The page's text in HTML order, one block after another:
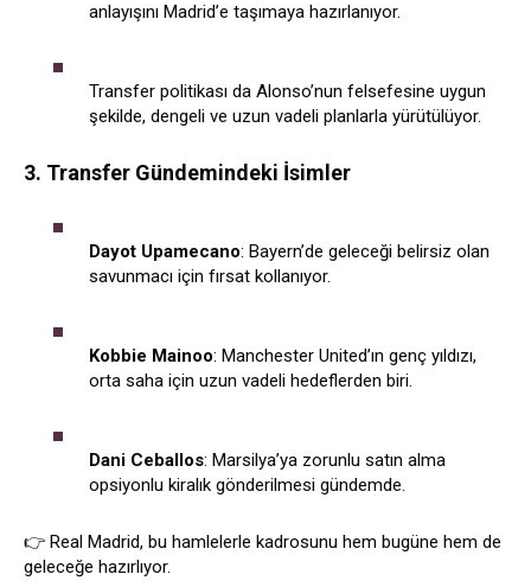
anlayışını Madrid’e taşımaya hazırlanıyor.
Transfer politikası da Alonso’nun felsefesine uygun
şekilde, dengeli ve uzun vadeli planlarla yürütülüyor.
3. Transfer Gündemindeki İsimler
Dayot Upamecano: Bayern’de geleceği belirsiz olan
savunmacı için fırsat kollanıyor.
Kobbie Mainoo: Manchester United’ın genç yıldızı,
orta saha için uzun vadeli hedeflerden biri.
Dani Ceballos: Marsilya’ya zorunlu satın alma
opsiyonlu kiralık gönderilmesi gündemde.
👉 Real Madrid, bu hamlelerle kadrosunu hem bugüne hem de
geleceğe hazırlıyor.